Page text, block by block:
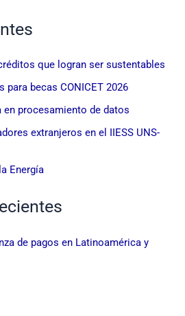
que logran ser sustentables
becas CONICET 2026
procesamiento de datos
extranjeros en el IIESS UNS-
Energía
de pagos en Latinoamérica y